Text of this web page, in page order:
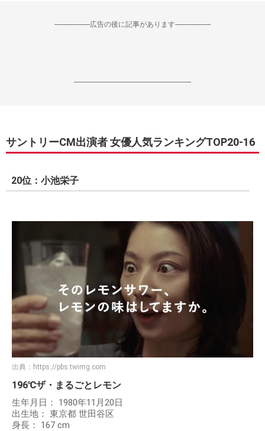
--------------------広告の後に記事があります--------------------
------------------------------------------------------------------
サントリーCM出演者 女優人気ランキングTOP20-16
20位：小池栄子
出典： https://pbs.twimg.com
196℃ザ・まるごとレモン
生年月日： 1980年11月20日
出生地： 東京都 世田谷区
身長： 167 cm